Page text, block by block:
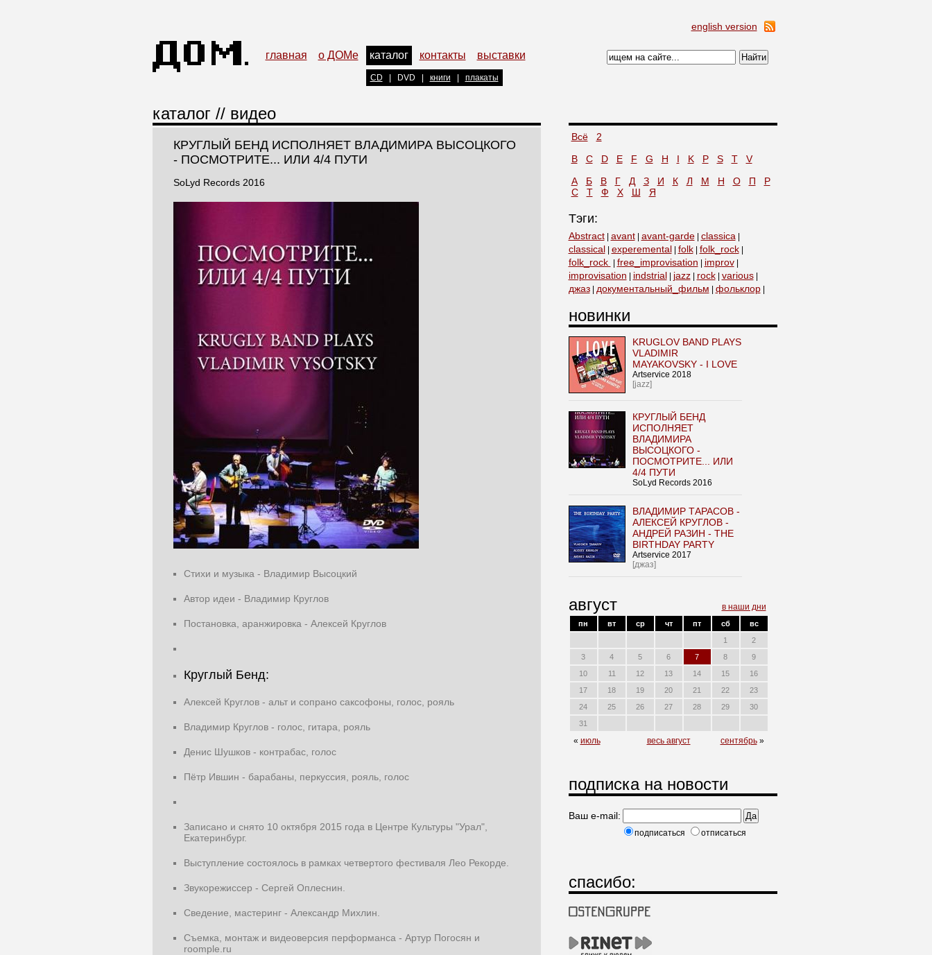
english version
главная о ДОМе каталог контакты выставки
CD DVD книги плакаты
каталог // видео
КРУГЛЫЙ БЕНД ИСПОЛНЯЕТ ВЛАДИМИРА ВЫСОЦКОГО
- ПОСМОТРИТЕ... ИЛИ 4/4 ПУТИ
SoLyd Records 2016
Стихи и музыка - Владимир Высоцкий
Автор идеи - Владимир Круглов
Постановка, аранжировка - Алексей Круглов
Круглый Бенд:
Алексей Круглов - альт и сопрано саксофоны, голос, рояль
Владимир Круглов - голос, гитара, рояль
Денис Шушков - контрабас, голос
Пётр Ившин - барабаны, перкуссия, рояль, голос
Записано и снято 10 октября 2015 года в Центре Культуры "Урал",
Екатеринбург.
Выступление состоялось в рамках четвертого фестиваля Лео Рекорде.
Звукорежиссер - Сергей Оплеснин.
Сведение, мастеринг - Александр Михлин.
Съемка, монтаж и видеоверсия перформанса - Артур Погосян и
roomple.ru
Всё
2
B
C D E F G H I K P S T
V
А
Б В Г Д З И К Л М Н О П
Р
С
Т Ф Х Ш Я
Тэги:
Abstract| avant| avant-garde| classica|
classical experemental folk| folk_rock|
folk_rock free_improvisation improv|
improvisation indstrial jazz| rock| various|
джаз| документальный_фильм фольклор|
новинки
KRUGLOV BAND PLAYS
VLADIMIR
MAYAKOVSKY - I LOVE
Artservice 2018
[jazz]
КРУГЛЫЙ БЕНД
ИСПОЛНЯЕТ
ВЛАДИМИРА
ВЫСОЦКОГО -
ПОСМОТРИТЕ... ИЛИ
4/4 ПУТИ
SoLyd Records 2016
ВЛАДИМИР ТАРАСОВ -
АЛЕКСЕЙ КРУГЛОВ -
АНДРЕЙ РАЗИН - THE
BIRTHDAY PARTY
Artservice 2017
[джаз]
август в наши дни
пн вт ср чт пт сб
вс
1
2
3
4 5 6 7 8
9
10
11 12 13 14 15
16
17
18 19 20 21 22
23
24
25 26 27 28 29
30
31
« июль весь август сентябрь»
подписка на новости
Ваш e-mail:
подписаться отписаться
спасибо: